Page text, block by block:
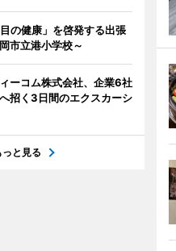
の健康」を啓発する出張
市立港小学校～
ーコム株式会社、企業6社
招く3日間のエクスカーシ
っと見る